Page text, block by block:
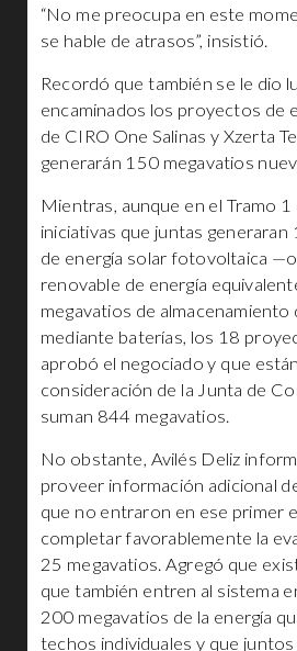
“No me preocupa en este
se hable de atrasos”, insistió.
Recordó que también se le dio
encaminados los proyectos de
de CIRO One Salinas y Xzerta
generarán 150 megavatios
Mientras, aunque en el Tramo
iniciativas que juntas generaran
de energía solar fotovoltaica
renovable de energía
megavatios de almacenamiento
mediante baterías, los 18
aprobó el negociado y que
consideración de la Junta de
suman 844 megavatios.
No obstante, Avilés Deliz
proveer información adicional
que no entraron en ese primer
completar favorablemente la
25 megavatios. Agregó que
que también entren al sistema
200 megavatios de la energía
techos individuales y que juntos